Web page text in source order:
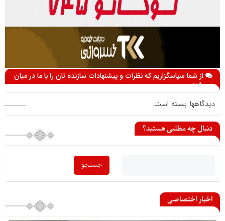
از شما سپاسگزاریم که نظرات و پیشنهادات سازنده تان را با ما در میان
می گذارید
دیدگاهها بسته است.
دنبال چه مطلبی هستید؟
اخبار اختصاصی